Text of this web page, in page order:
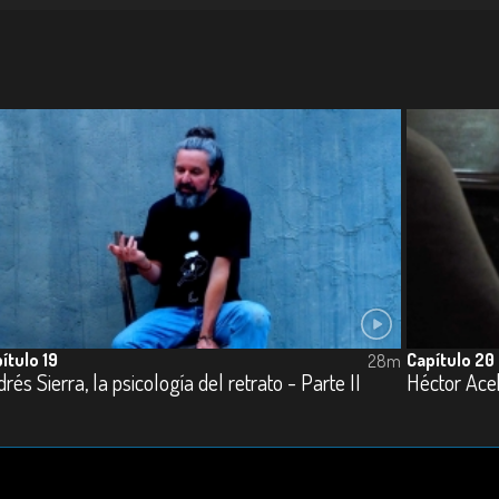
19
Sierra, la psicología del retrato - Parte II
28m Capítulo 20
Héctor